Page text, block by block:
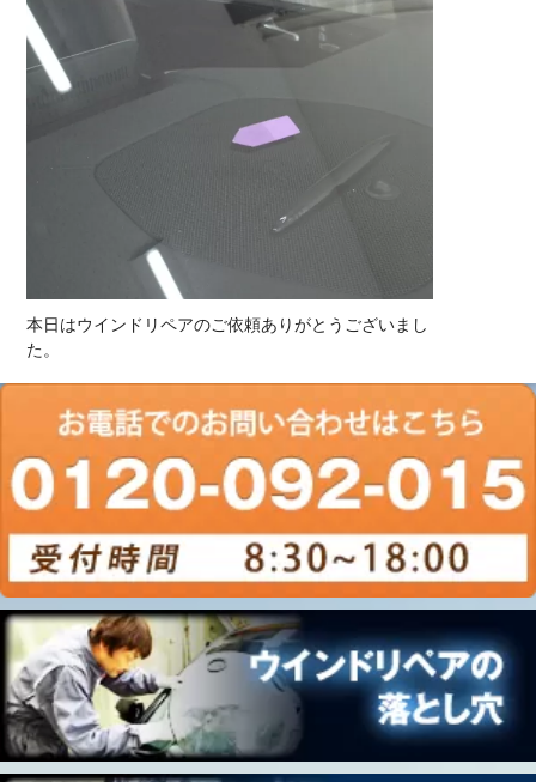
本日はウインドリペアのご依頼ありがとうございまし
た。